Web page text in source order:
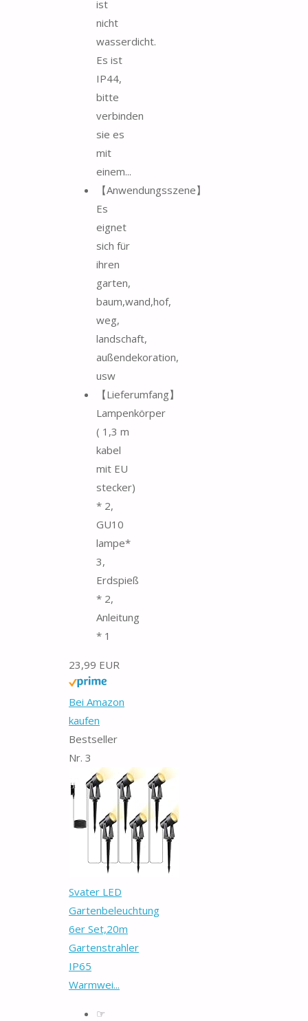
ist
nicht
wasserdicht.
Es ist
IP44,
bitte
verbinden
sie es
mit
einem...
【Anwendungsszene】
Es
eignet
sich für
ihren
garten,
baum,wand,hof,
weg,
landschaft,
außendekoration,
usw
【Lieferumfang】
Lampenkörper
( 1,3 m
kabel
mit EU
stecker)
* 2,
GU10
lampe*
3,
Erdspieß
* 2,
Anleitung
* 1
23,99 EUR
Bei Amazon
kaufen
Bestseller
Nr. 3
Svater LED
Gartenbeleuchtung
6er Set,20m
Gartenstrahler
IP65
Warmwei...
☞